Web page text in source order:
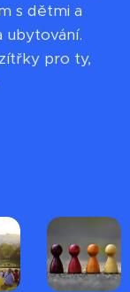
s dětmi a
ubytování.
pro ty,